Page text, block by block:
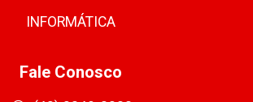
INFORMÁTICA
Fale Conosco